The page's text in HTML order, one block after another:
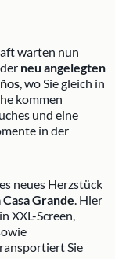
warten nun
neu angelegten
, wo Sie gleich in
kommen
und eine
in der
neues Herzstück
Grande. Hier
XXL-Screen,
Sie